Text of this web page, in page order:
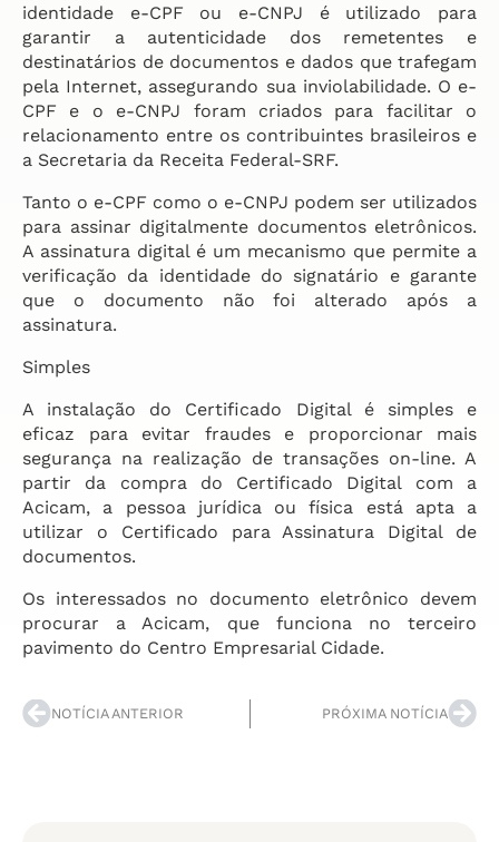
identidade e-CPF ou e-CNPJ é utilizado para
garantir a autenticidade dos remetentes e
destinatários de documentos e dados que trafegam
pela Internet, assegurando sua inviolabilidade. O e-
CPF e o e-CNPJ foram criados para facilitar o
relacionamento entre os contribuintes brasileiros e
a Secretaria da Receita Federal-SRF.
Tanto o e-CPF como o e-CNPJ podem ser utilizados
para assinar digitalmente documentos eletrônicos.
A assinatura digital é um mecanismo que permite a
verificação da identidade do signatário e garante
que o documento não foi alterado após a
assinatura.
Simples
A instalação do Certificado Digital é simples e
eficaz para evitar fraudes e proporcionar mais
segurança na realização de transações on-line. A
partir da compra do Certificado Digital com a
Acicam, a pessoa jurídica ou física está apta a
utilizar o Certificado para Assinatura Digital de
documentos.
Os interessados no documento eletrônico devem
procurar a Acicam, que funciona no terceiro
pavimento do Centro Empresarial Cidade.
NOTÍCIA ANTERIOR PRÓXIMA NOTÍCIA